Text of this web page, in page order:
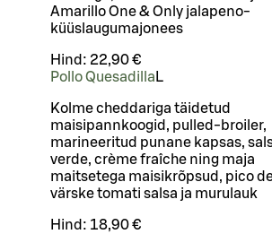
Amarillo One & Only jalapeno-
küüslaugumajonees
Hind: 22,90 €
Pollo Quesadilla L
Kolme cheddariga täidetud
maisipannkoogid, pulled-broiler,
marineeritud punane kapsas,
verde, crème fraîche ning maja
maitsetega maisikrõpsud, pico
värske tomati salsa ja murulauk
Hind: 18,90 €